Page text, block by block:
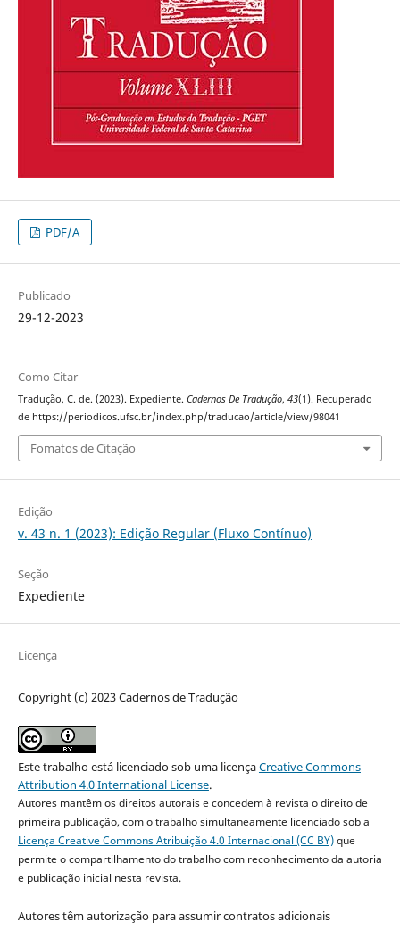
PDF/A
Publicado
29-12-2023
Como Citar
Tradução, C. de. (2023). Expediente. Cadernos De Tradução, 43(1). Recuperado
de https://periodicos.ufsc.br/index.php/traducao/article/view/98041
Fomatos de Citação
Edição
v. 43 n. 1 (2023): Edição Regular (Fluxo Contínuo)
Seção
Expediente
Licença
Copyright (c) 2023 Cadernos de Tradução
Este trabalho está licenciado sob uma licençaCreative Commons
Attribution 4.0 International License.
Autores mantêm os direitos autorais e concedem à revista o direito de
primeira publicação, com o trabalho simultaneamente licenciado sob a
Licença Creative Commons Atribuição 4.0 Internacional (CC BY)que
permite o compartilhamento do trabalho com reconhecimento da autoria
e publicação inicial nesta revista.
Autores têm autorização para assumir contratos adicionais